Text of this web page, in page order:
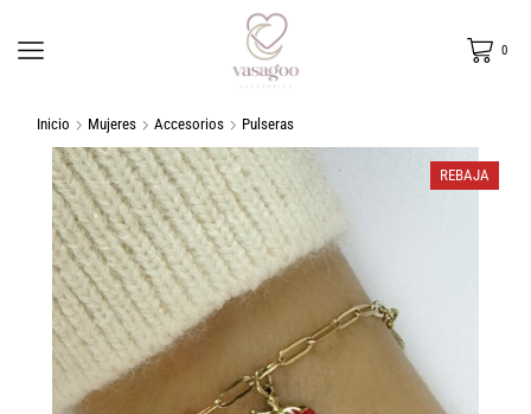
0
Inicio Mujeres Accesorios Pulseras
REBAJA